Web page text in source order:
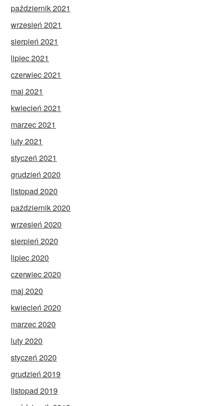
październik 2021
wrzesień 2021
sierpień 2021
lipiec 2021
czerwiec 2021
maj 2021
kwiecień 2021
marzec 2021
luty 2021
styczeń 2021
grudzień 2020
listopad 2020
październik 2020
wrzesień 2020
sierpień 2020
lipiec 2020
czerwiec 2020
maj 2020
kwiecień 2020
marzec 2020
luty 2020
styczeń 2020
grudzień 2019
listopad 2019